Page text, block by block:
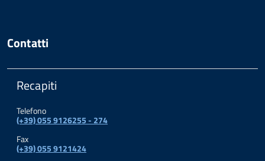
Contatti
Recapiti
Telefono
(+39) 055 9126255 - 274
Fax
(+39) 055 9121424